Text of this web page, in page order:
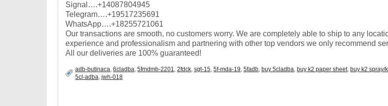
Signal….+14087804945
Telegram….+19517235691
WhatsApp….+18255721061
Our transactions are smooth, no customers worry. We are completely able to ship to any
experience and professionalism and partnering with other top vendors we only recommend
All our deliveries are 100% guaranteed!
adb-butinaca,6cladba,5fmdmb-2201,2fdck,sgt-15,5f-mda-19,5fadb, buy 5cladba, buy k2 paper sheet, buy k2 spray/
5cl-adba,jwh-018